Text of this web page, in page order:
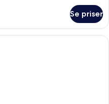
Se priser
Ett hotellrum med en stor säng, en